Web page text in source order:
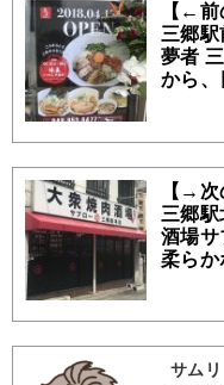
【←前
三郷
夢者
から、
【→次
三郷
酒場サ
柔ら
サムリ